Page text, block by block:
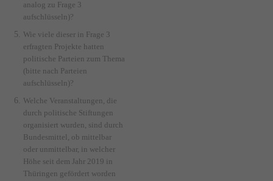
analog zu Frage 3
aufschlüsseln)?
Wie viele dieser in Frage 3
erfragten Projekte hatten
politische Parteien zum Thema
(bitte nach Parteien
aufschlüsseln)?
Welche Veranstaltungen, die
durch politische Stiftungen
organisiert wurden, sind durch
Bundesmittel, ob mittelbar
oder unmittelbar, in welcher
Höhe seit dem Jahr 2019 in
Thüringen gefördert worden